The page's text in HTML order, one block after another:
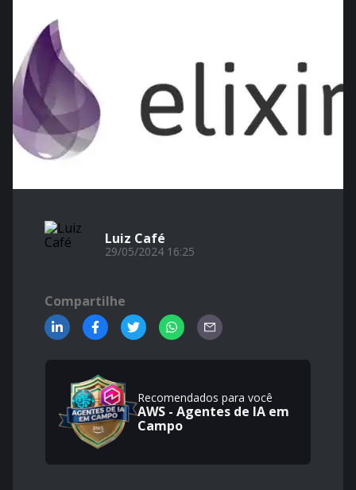
Luiz Café
29/05/2024 16:25
Compartilhe
Recomendados para você
AWS - Agentes de IA em
Campo